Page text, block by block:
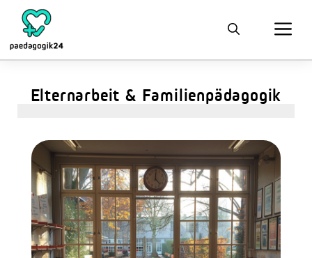
Elternarbeit & Familienpädagogik